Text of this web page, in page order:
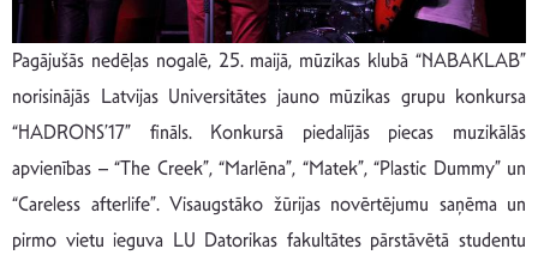
Pagājušās nedēļas nogalē, 25. maijā, mūzikas klubā “NABAKLAB”
norisinājās Latvijas Universitātes jauno mūzikas grupu konkursa
“HADRONS’17” fināls. Konkursā piedalījās piecas muzikālās
apvienības – “The Creek”, “Marlēna”, “Matek”, “Plastic Dummy” un
“Careless afterlife”. Visaugstāko žūrijas novērtējumu saņēma un
pirmo vietu ieguva LU Datorikas fakultātes pārstāvētā studentu